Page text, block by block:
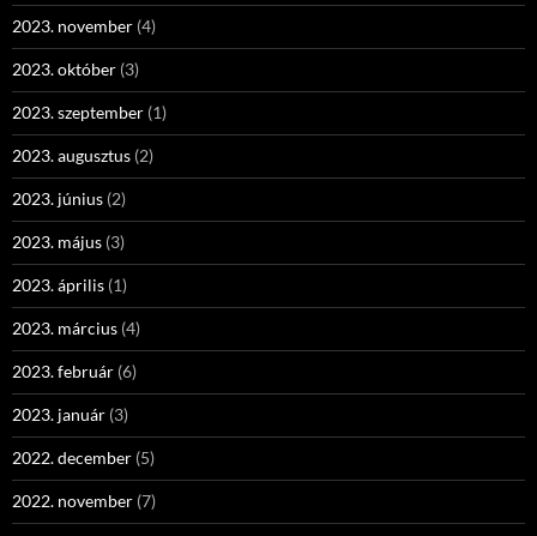
2023. november (4)
2023. október (3)
2023. szeptember (1)
2023. augusztus (2)
2023. június (2)
2023. május (3)
2023. április (1)
2023. március (4)
2023. február (6)
2023. január (3)
2022. december (5)
2022. november (7)